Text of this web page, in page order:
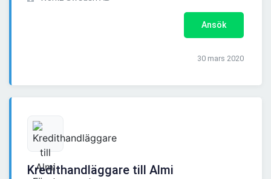
Ansök
30 mars 2020
Kredithandläggare till Almi